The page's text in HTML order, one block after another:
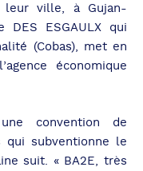
leur ville, à Gujan-
DES ESGAULX qui
(Cobas), met en
économique
convention de
qui subventionne le
suit. « BA2E, très